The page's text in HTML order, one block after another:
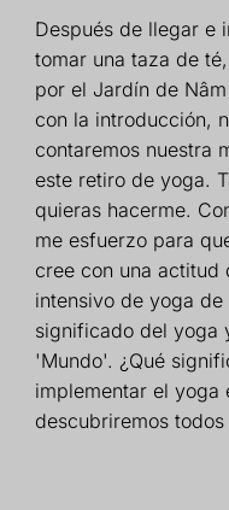
Después de llegar e
tomar una taza de
por el Jardín de
con la introducción,
contaremos nuestra
este retiro de yoga.
quieras hacerme.
me esfuerzo para
cree con una actitud
intensivo de yoga
significado del yoga
'Mundo'. ¿Qué
implementar el yoga
descubriremos